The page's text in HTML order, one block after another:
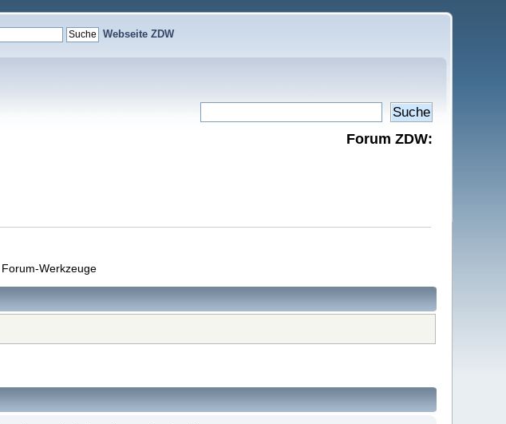
Webseite ZDW
Forum ZDW:
Forum-Werkzeuge